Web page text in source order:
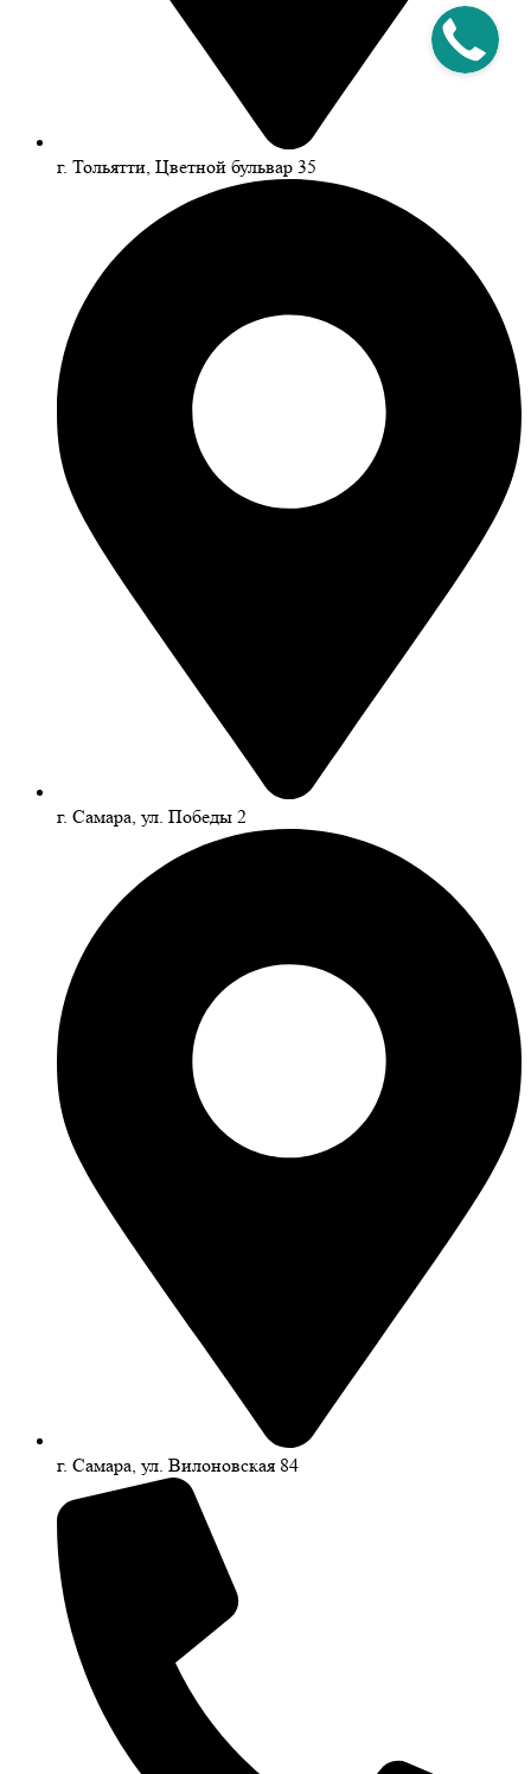
г. Тольятти, Цветной бульвар 35
г. Самара, ул. Победы 2
г. Самара, ул. Вилоновская 84